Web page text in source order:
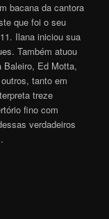
bacana da cantora
que foi o seu
Ilana iniciou sua
Também atuou
Baleiro, Ed Motta,
tanto em
treze
fino com
verdadeiros